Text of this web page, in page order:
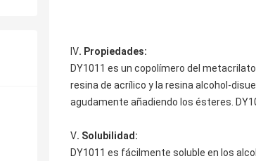
Ⅳ. Propiedades:
DY1011 es un copolímero del
resina de acrílico y la resina alcohol-
agudamente añadiendo los ésteres.
Ⅴ. Solubilidad:
DY1011 es fácilmente soluble en los